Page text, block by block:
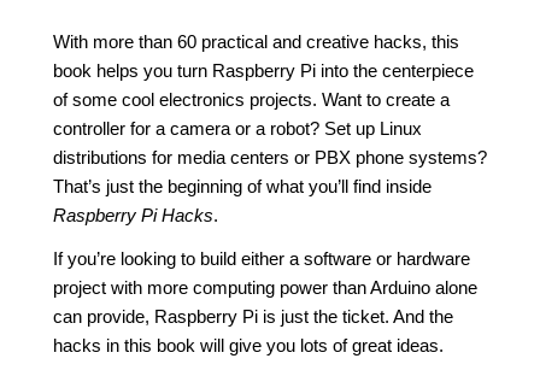
With more than 60 practical and creative hacks, this
book helps you turn Raspberry Pi into the centerpiece
of some cool electronics projects. Want to create a
controller for a camera or a robot? Set up Linux
distributions for media centers or PBX phone systems?
That’s just the beginning of what you’ll find inside
Raspberry Pi Hacks.
If you’re looking to build either a software or hardware
project with more computing power than Arduino alone
can provide, Raspberry Pi is just the ticket. And the
hacks in this book will give you lots of great ideas.